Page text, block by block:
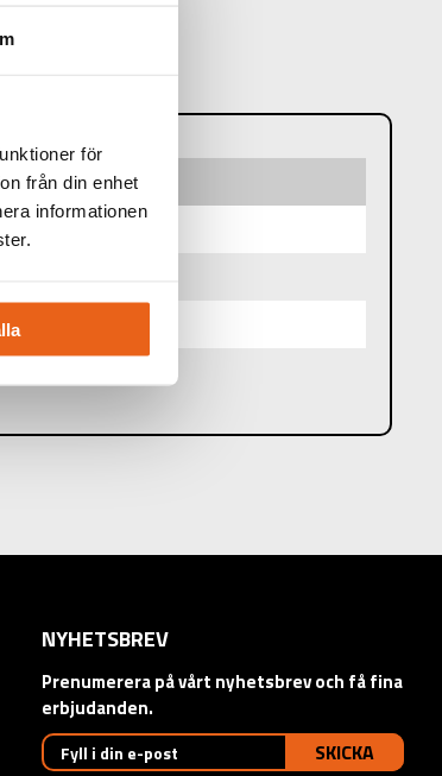
för
från din enhet
informationen
NYHETSBREV
Prenumerera på vårt nyhetsbrev och få fina
erbjudanden.
SKICKA